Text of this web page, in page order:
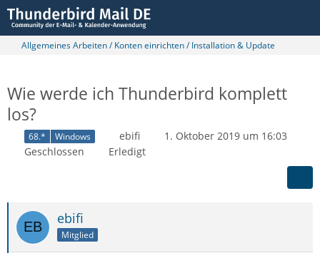
Allgemeines Arbeiten / Konten einrichten / Installation & Update
Wie werde ich Thunderbird komplett
los?
68.* Windows ebifi
1. Oktober 2019 um 16:03
Geschlossen
Erledigt
ebifi
Mitglied